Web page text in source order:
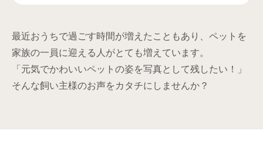
最近おうちで過ごす時間が増えたこともあり、 ペットを
家族の一員に迎える人がとても増えています。
「元気でかわいいペットの姿を写真として残したい！」
そんな飼い主様のお声をカタチにしませんか？